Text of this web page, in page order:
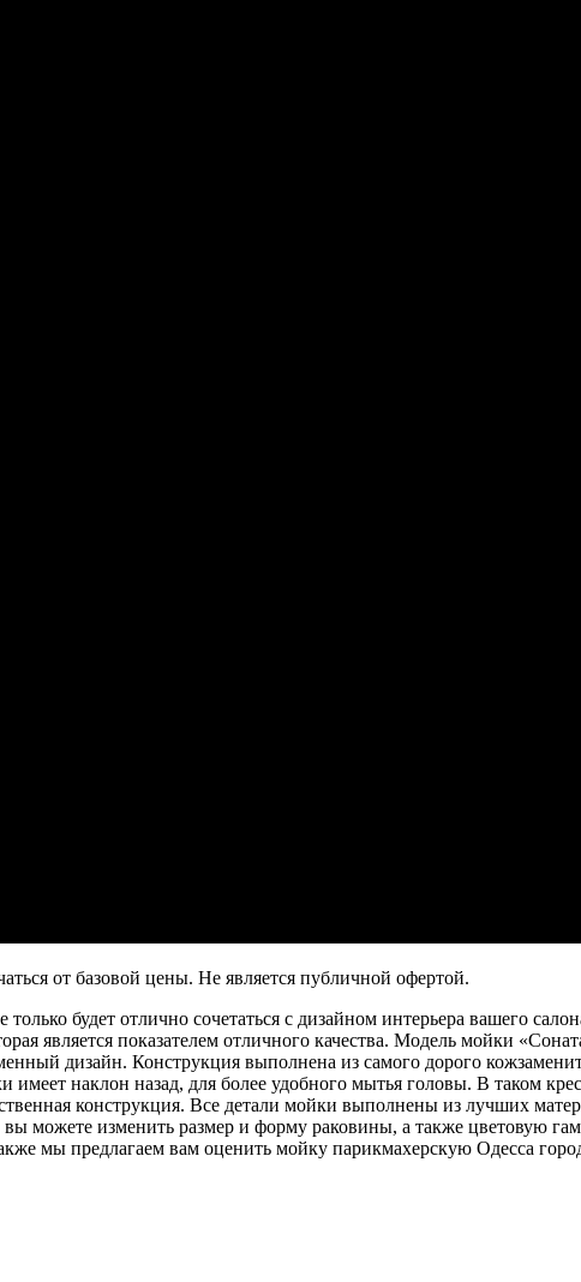
от базовой цены. Не является публичной офертой.
будет отлично сочетаться с дизайном интерьера вашего
является показателем отличного качества. Модель мойки
дизайн. Конструкция выполнена из самого дорого
имеет наклон назад, для более удобного мытья головы. В таком
конструкция. Все детали мойки выполнены из лучших
можете изменить размер и форму раковины, а также цветовую
мы предлагаем вам оценить мойку парикмахерскую Одесса